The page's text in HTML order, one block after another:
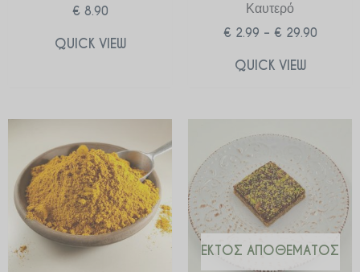
€ 8.90
QUICK VIEW
Καυτερό
€ 2.99 – € 29.90
QUICK VIEW
range:
€ 2.99
through
€ 29.90
ΕΚΤΌΣ ΑΠΟΘΈΜΑΤΟΣ